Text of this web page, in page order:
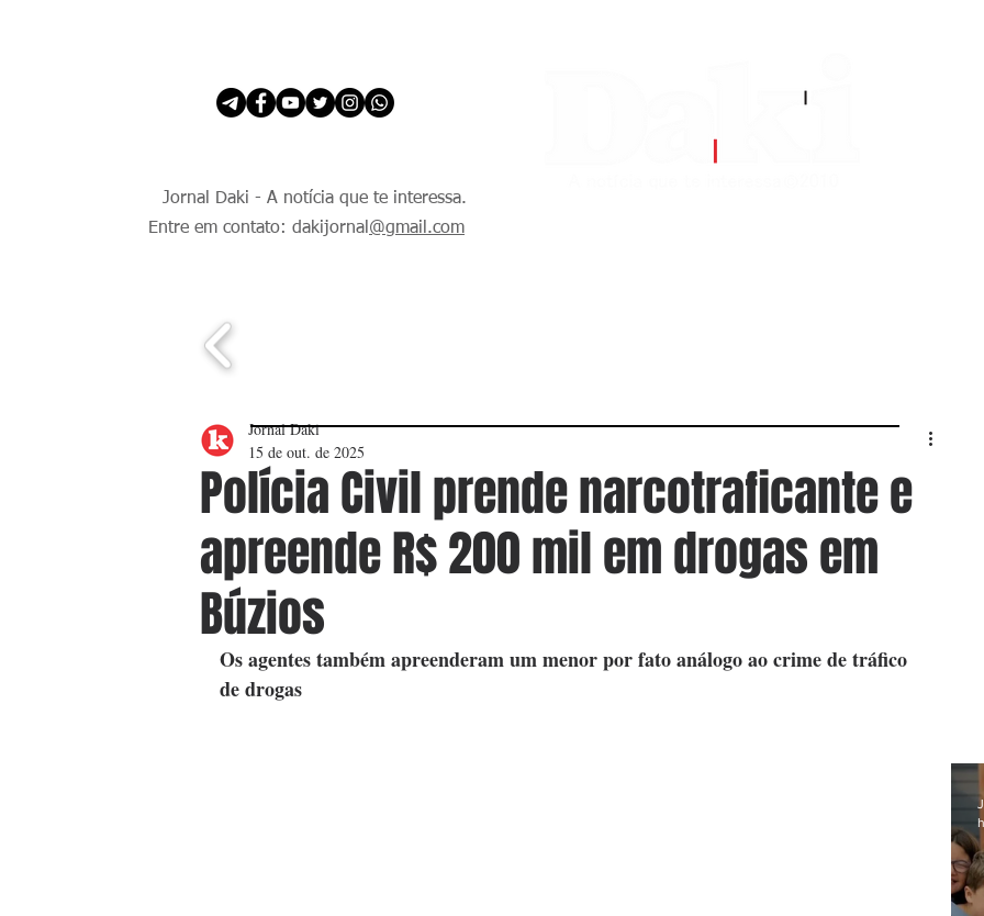
Jornal Daki - A notícia que te interessa.
Entre em contato: dakijornal @gmail.com
Polícia Civil prende narcotraficante e
apreende R$ 200 mil em drogas em
Búzios
Jornal Daki
15 de out. de 2025
Os agentes também apreenderam um menor por fato análogo ao crime de tráfico
de drogas